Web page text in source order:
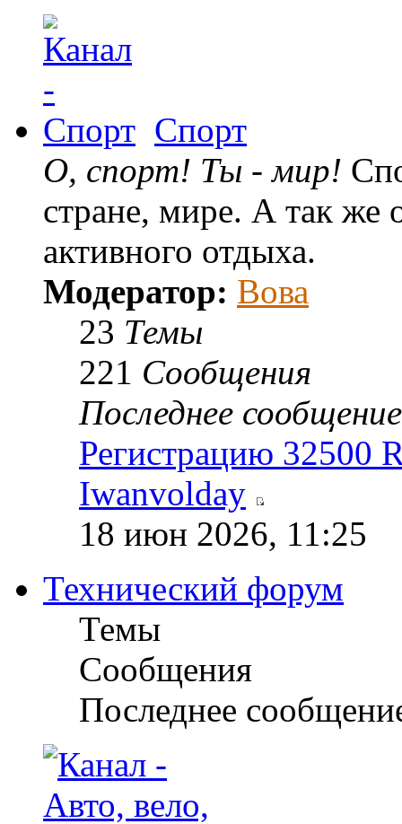
Спорт
О, спорт! Ты - мир!
стране, мире. А так же
активного отдыха.
Модератор: Вова
23 Темы
221 Сообщения
Последнее сообщение
Регистрацию 32500
Iwanvolday
18 июн 2026, 11:25
Технический форум
Темы
Сообщения
Последнее